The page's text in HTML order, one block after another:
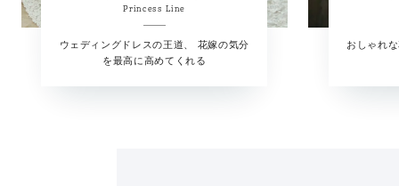
Princess Line
ウェディングドレスの王道、 花嫁の気分
を最高に高めてくれる
おしゃれ